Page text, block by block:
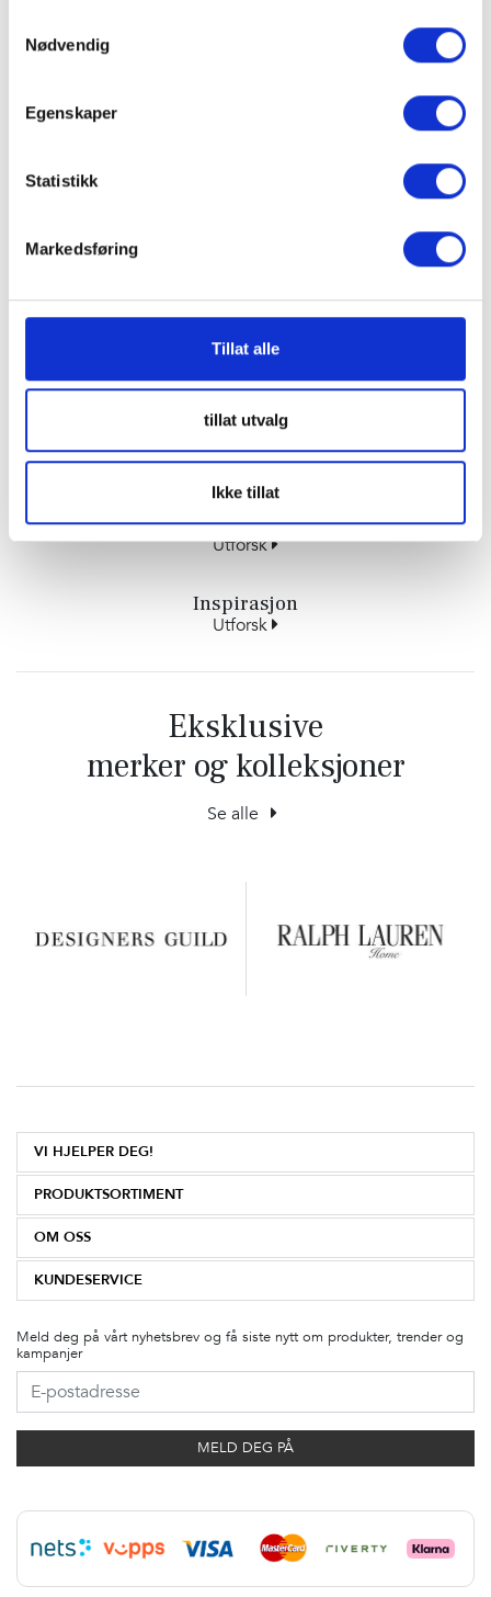
Nødvendig
Egenskaper
Statistikk
Markedsføring
Tillat alle
tillat utvalg
Ikke tillat
Andre metoder å navigere i
fargeprøver
Designere
Utforsk
Inspirasjon
Utforsk
Eksklusive
merker og kolleksjoner
Se alle
VI HJELPER DEG!
PRODUKTSORTIMENT
OM OSS
KUNDESERVICE
Meld deg på vårt nyhetsbrev og få siste nytt om produkter, trender og
kampanjer
MELD DEG PÅ